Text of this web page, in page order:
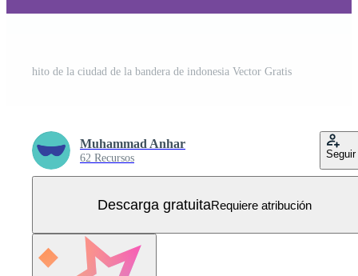
hito de la ciudad de la bandera de indonesia Vector Gratis
Muhammad Anhar
62 Recursos Seguir
Descarga gratuitaRequiere atribución